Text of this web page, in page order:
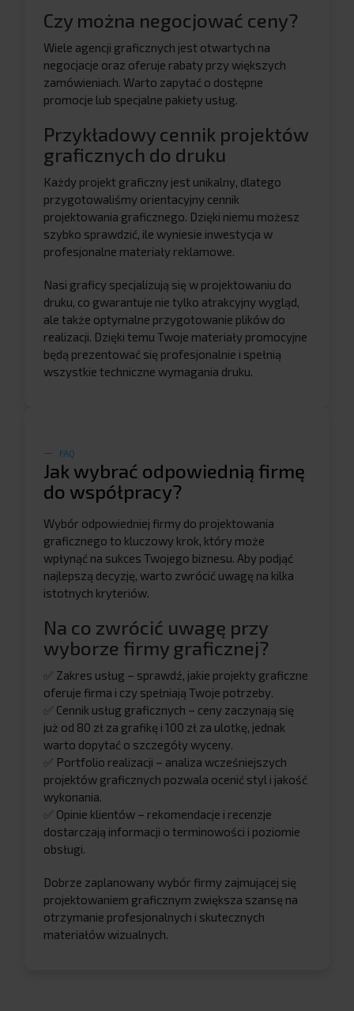
Czy można negocjować ceny?
Wiele agencji graficznych jest otwartych na
negocjacje oraz oferuje rabaty przy większych
zamówieniach. Warto zapytać o dostępne
promocje lub specjalne pakiety usług.
Przykładowy cennik projektów
graficznych do druku
Każdy projekt graficzny jest unikalny, dlatego
przygotowaliśmy orientacyjny cennik
projektowania graficznego. Dzięki niemu możesz
szybko sprawdzić, ile wyniesie inwestycja w
profesjonalne materiały reklamowe.
Nasi graficy specjalizują się w projektowaniu do
druku, co gwarantuje nie tylko atrakcyjny wygląd,
ale także optymalne przygotowanie plików do
realizacji. Dzięki temu Twoje materiały promocyjne
będą prezentować się profesjonalnie i spełnią
wszystkie techniczne wymagania druku.
FAQ
Jak wybrać odpowiednią firmę
do współpracy?
Wybór odpowiedniej firmy do projektowania
graficznego to kluczowy krok, który może
wpłynąć na sukces Twojego biznesu. Aby podjąć
najlepszą decyzję, warto zwrócić uwagę na kilka
istotnych kryteriów.
Na co zwrócić uwagę przy
wyborze firmy graficznej?
✅ Zakres usług – sprawdź, jakie projekty graficzne
oferuje firma i czy spełniają Twoje potrzeby.
✅ Cennik usług graficznych – ceny zaczynają się
już od 80 zł za grafikę i 100 zł za ulotkę, jednak
warto dopytać o szczegóły wyceny.
✅ Portfolio realizacji – analiza wcześniejszych
projektów graficznych pozwala ocenić styl i jakość
wykonania.
✅ Opinie klientów – rekomendacje i recenzje
dostarczają informacji o terminowości i poziomie
obsługi.
Dobrze zaplanowany wybór firmy zajmującej się
projektowaniem graficznym zwiększa szansę na
otrzymanie profesjonalnych i skutecznych
materiałów wizualnych.